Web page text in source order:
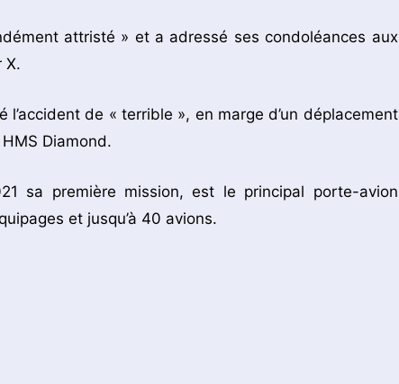
attristé » et a adressé ses condoléances aux
X.
de « terrible », en marge d’un déplacement
Diamond.
sa première mission, est le principal porte-avion
et jusqu’à 40 avions.